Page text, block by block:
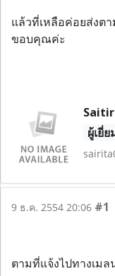
แล้วที่เหลือค่อยส่งต
ขอบคุณค่ะ
ผู้เยี่
9 ธ.ค. 2554 20:06 #1
ตามที่แจ้งไปทางเมล